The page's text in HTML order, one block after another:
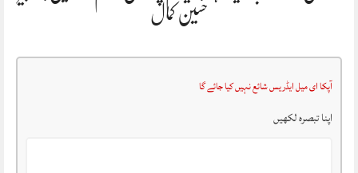
حسین کمال
آپکا ای میل ایڈریس شائع نہیں کیا جائے گا
اپنا تبصرہ لکھیں